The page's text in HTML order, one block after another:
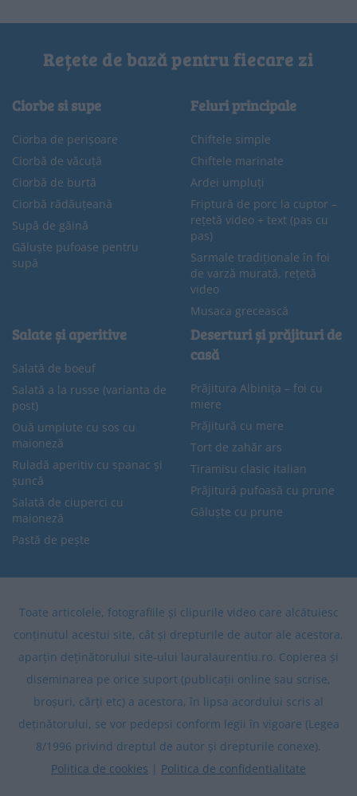
Rețete de bază pentru fiecare zi
Ciorbe si supe
Ciorba de perișoare
Ciorbă de văcuță
Ciorbă de burtă
Ciorbă rădăuțeană
Supă de găină
Găluște pufoase pentru
supă
Feluri principale
Chiftele simple
Chiftele marinate
Ardei umpluți
Friptură de porc la cuptor –
rețetă video + text (pas cu
pas)
Sarmale tradiționale în foi
de varză murată, rețetă
video
Musaca grecească
Salate și aperitive
Salată de boeuf
Salată a la russe (varianta de
post)
Ouă umplute cu sos cu
maioneză
Ruladă aperitiv cu spanac și
șuncă
Salată de ciuperci cu
maioneză
Pastă de pește
Deserturi și prăjituri de
casă
Prăjitura Albinița – foi cu
miere
Prăjitură cu mere
Tort de zahăr ars
Tiramisu clasic italian
Prăjitură pufoasă cu prune
Găluște cu prune
Toate articolele, fotografiile și clipurile video care alcătuiesc
conținutul acestui site, cât și drepturile de autor ale acestora,
aparțin deținătorului site-ului lauralaurentiu.ro. Copierea și
diseminarea pe orice suport (publicații online sau scrise,
broșuri, cărți etc) a acestora, în lipsa acordului scris al
deținătorului, se vor pedepsi conform legii în vigoare (Legea
8/1996 privind dreptul de autor și drepturile conexe).
Politica de cookies | Politica de confidentialitate